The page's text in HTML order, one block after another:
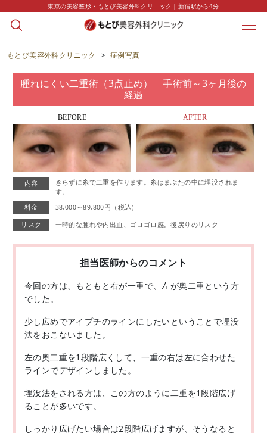
東京の美容整形・もとび美容外科クリニック｜新宿駅から4分
CASE
症例写真
もとび美容外科クリニック > 症例写真
腫れにくい二重術（3点止め） 手術前～3ヶ月後の
経過
BEFORE AFTER
内容
きらずに糸で二重を作ります。糸はまぶたの中に埋没されま
す。
料金
38,000～89,800円（税込）
リスク 一時的な腫れや内出血、ゴロゴロ感。後戻りのリスク
担当医師からのコメント
今回の方は、もともと右が一重で、左が奥二重という方
でした。
少し広めでアイプチのラインにしたいということで埋没
法をおこないました。
左の奥二重を1段階広くして、一重の右は左に合わせた
ラインでデザインしました。
埋没法をされる方は、この方のように二重を1段階広げ
ることが多いです。
しっかり広げたい場合は2段階広げますが、そうなると